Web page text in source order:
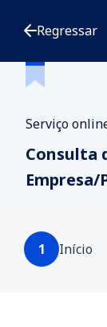
Regressar
Serviço
Consulta
1 Início